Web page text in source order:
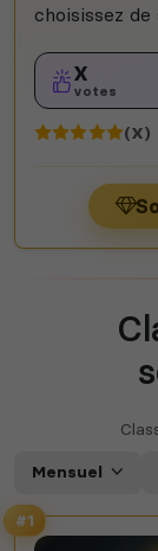
choisissez
X
votes
(X)
Mensuel
#1